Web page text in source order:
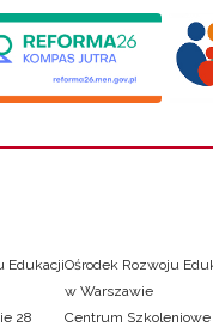
Edukacji
28
Ośrodek Rozwoju
w Warszawie
Centrum Szkoleniowe